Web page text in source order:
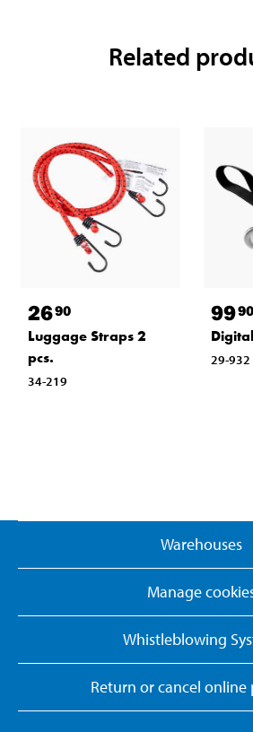
Related
2690
Luggage Straps 2
pcs.
34-219
9990
29-932
Warehouses
Manage
Whistleblowing
Return or cancel online